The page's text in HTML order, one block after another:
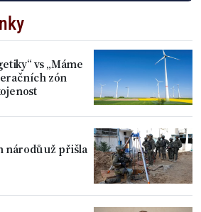
vs „Máme
zón
národů už přišla